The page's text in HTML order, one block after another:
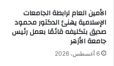
الأمين العام لرابطة الجامعات
الإسلامية يهنئ الدكتور محمود
صديق بتكليفه قائمًا بعمل رئيس
جامعة الأزهر
6 أغسطس، 2026